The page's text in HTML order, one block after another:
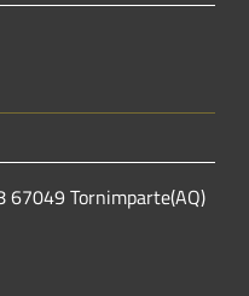
67049 Tornimparte(AQ)